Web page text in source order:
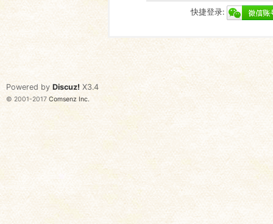
快捷登录:
Powered by Discuz! X3.4
© 2001-2017 Comsenz Inc.